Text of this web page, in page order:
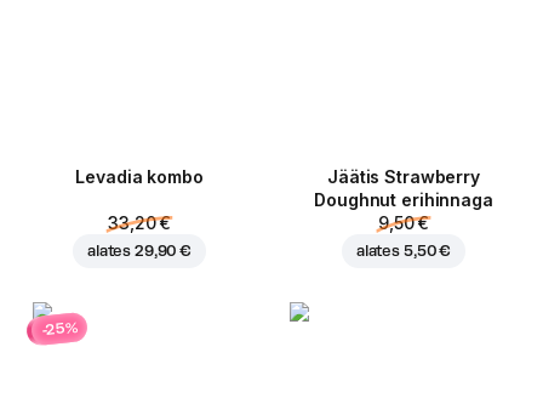
Levadia kombo
33,20 €
alates 29,90 €
Jäätis Strawberry
Doughnut erihinnaga
9,50 €
alates 5,50 €
-25%